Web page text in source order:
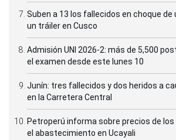
Suben a 13 los fallecidos en choque de
un tráiler en Cusco
Admisión UNI 2026-2: más de 5,500
el examen desde este lunes 10
Junín: tres fallecidos y dos heridos a
en la Carretera Central
Petroperú informa sobre precios de
el abastecimiento en Ucayali